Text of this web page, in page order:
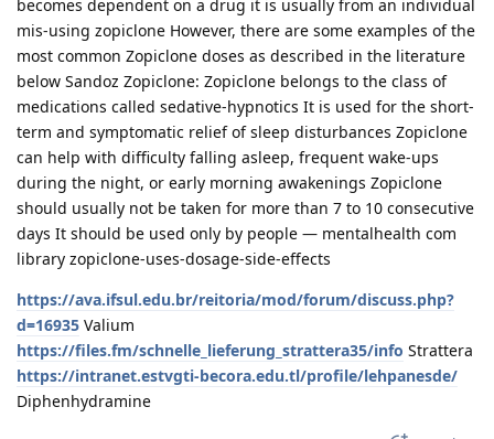
becomes dependent on a drug it is usually from an individual
mis-using zopiclone However, there are some examples of the
most common Zopiclone doses as described in the literature
below Sandoz Zopiclone: Zopiclone belongs to the class of
medications called sedative-hypnotics It is used for the short-
term and symptomatic relief of sleep disturbances Zopiclone
can help with difficulty falling asleep, frequent wake-ups
during the night, or early morning awakenings Zopiclone
should usually not be taken for more than 7 to 10 consecutive
days It should be used only by people — mentalhealth com
library zopiclone-uses-dosage-side-effects
https://ava.ifsul.edu.br/reitoria/mod/forum/discuss.php?
d=16935 Valium
https://files.fm/schnelle_lieferung_strattera35/info Strattera
https://intranet.estvgti-becora.edu.tl/profile/lehpanesde/
Diphenhydramine